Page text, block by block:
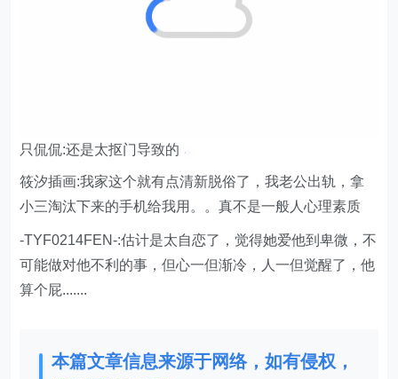
只侃侃:还是太抠门导致的
筱汐插画:我家这个就有点清新脱俗了，我老公出轨，拿
小三淘汰下来的手机给我用。。真不是一般人心理素质
-TYF0214FEN-:估计是太自恋了，觉得她爱他到卑微，不
可能做对他不利的事，但心一但渐冷，人一但觉醒了，他
算个屁.......
本篇文章信息来源于网络，如有侵权，